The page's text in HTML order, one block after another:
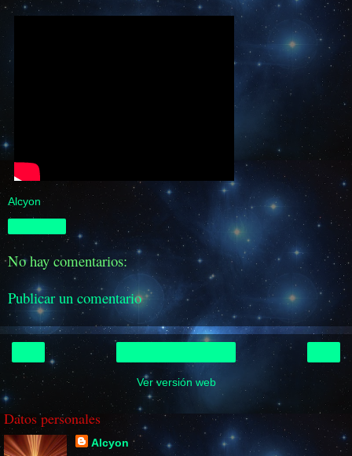
Alcyon
No hay comentarios:
Publicar un comentario
Ver versión web
Datos personales
Alcyon